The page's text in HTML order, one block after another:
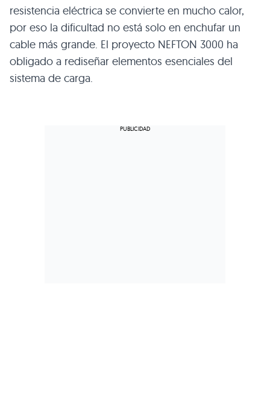
resistencia eléctrica se convierte en mucho calor,
por eso la dificultad no está solo en enchufar un
cable más grande. El proyecto NEFTON 3000 ha
obligado a rediseñar elementos esenciales del
sistema de carga.